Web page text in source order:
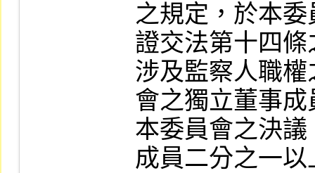
之規定，於本
證交法第十四
涉及監察人職
會之獨立董事
本委員會之決
成員二分之一